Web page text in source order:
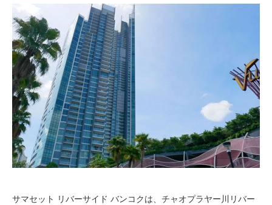
サマセット リバーサイド バンコクは、チャオプラヤー川リバー